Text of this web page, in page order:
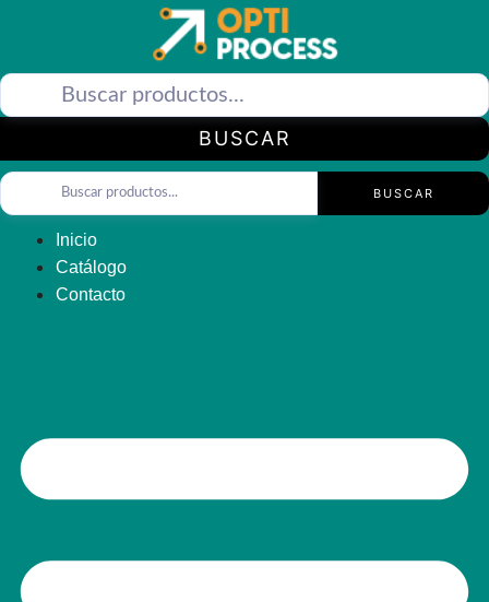
BUSCAR
BUSCAR
Inicio
Catálogo
Contacto